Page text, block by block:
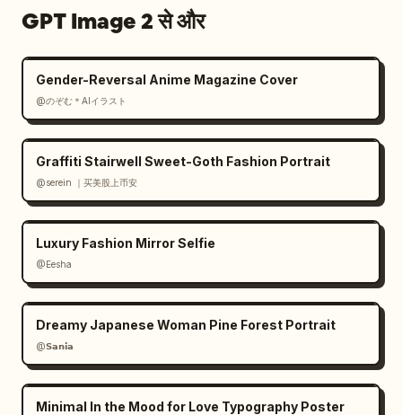
GPT Image 2 से और
Gender-Reversal Anime Magazine Cover
@のぞむ＊AIイラスト
Graffiti Stairwell Sweet-Goth Fashion Portrait
@serein ｜买美股上币安
Luxury Fashion Mirror Selfie
@Eesha
Dreamy Japanese Woman Pine Forest Portrait
@𝗦𝗮𝗻𝗶𝗮
Minimal In the Mood for Love Typography Poster